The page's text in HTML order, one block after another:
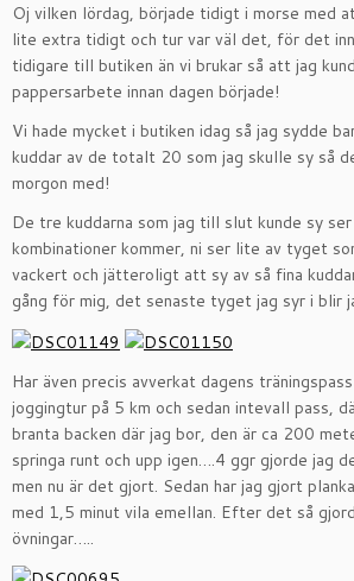
Oj vilken lördag, började tidigt i morse med
lite extra tidigt och tur var väl det, för det
tidigare till butiken än vi brukar så att jag
pappersarbete innan dagen började!
Vi hade mycket i butiken idag så jag sydde
kuddar av de totalt 20 som jag skulle sy så
morgon med!
De tre kuddarna som jag till slut kunde sy
kombinationer kommer, ni ser lite av tyget
vackert och jätteroligt att sy av så fina
gång för mig, det senaste tyget jag syr i blir
Har även precis avverkat dagens
joggingtur på 5 km och sedan intevall pass,
branta backen där jag bor, den är ca 200
springa runt och upp igen….4 ggr gjorde jag
men nu är det gjort. Sedan har jag gjort
med 1,5 minut vila emellan. Efter det så
övningar…..